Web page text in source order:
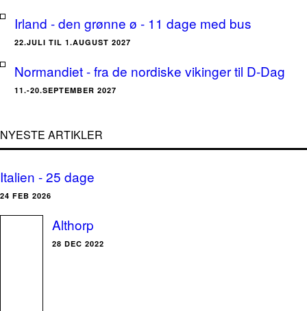
Irland - den grønne ø - 11 dage med bus
22.JULI TIL 1.AUGUST 2027
Normandiet - fra de nordiske vikinger til D-Dag
11.-20.SEPTEMBER 2027
NYESTE ARTIKLER
Italien - 25 dage
24 FEB 2026
Althorp
28 DEC 2022